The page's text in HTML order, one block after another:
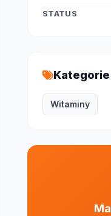
STATUS
Kategorie
Witaminy